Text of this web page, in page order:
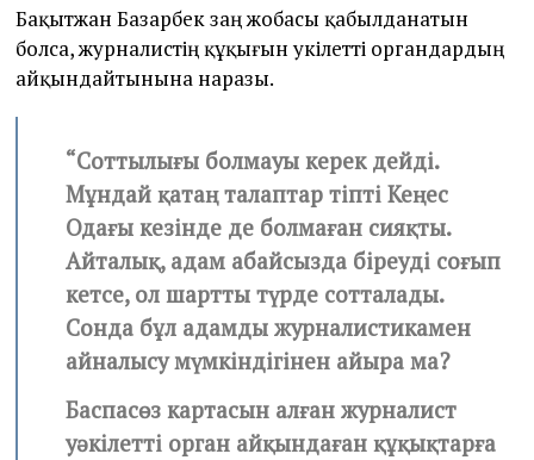
Бақытжан Базарбек заң жобасы қабылданатын
болса, журналистің құқығын уәкілетті органдардың
айқындайтынына наразы.
“Соттылығы болмауы керек дейді.
Мұндай қатаң талаптар тіпті Кеңес
Одағы кезінде де болмаған сияқты.
Айталық, адам абайсызда біреуді соғып
кетсе, ол шартты түрде сотталады.
Сонда бұл адамды журналистикамен
айналысу мүмкіндігінен айыра ма?
Баспасөз картасын алған журналист
уәкілетті орган айқындаған құқықтарға